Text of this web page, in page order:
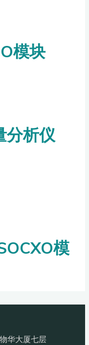
模块
分析仪
模
华大厦七层